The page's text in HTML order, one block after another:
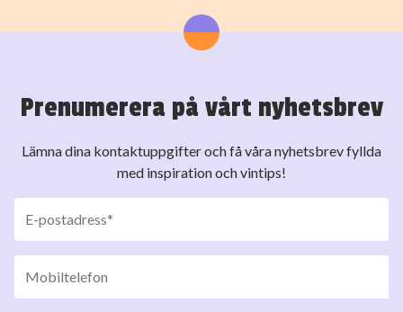
Prenumerera på vårt nyhetsbrev
Lämna dina kontaktuppgifter och få våra nyhetsbrev fyllda
med inspiration och vintips!